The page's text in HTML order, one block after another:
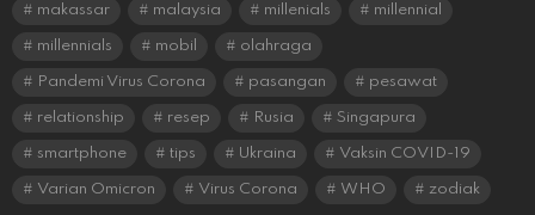
makassar malaysia millenials millennial
millennials mobil olahraga
Pandemi Virus Corona pasangan pesawat
relationship resep Rusia Singapura
smartphone tips Ukraina Vaksin COVID-19
Varian Omicron Virus Corona WHO zodiak